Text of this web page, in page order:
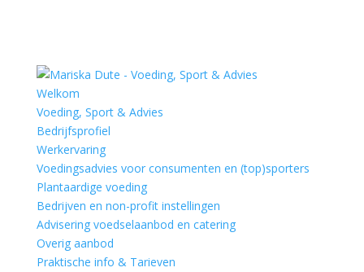
Welkom
Voeding, Sport & Advies
Bedrijfsprofiel
Werkervaring
Voedingsadvies voor consumenten en (top)sporters
Plantaardige voeding
Bedrijven en non-profit instellingen
Advisering voedselaanbod en catering
Overig aanbod
Praktische info & Tarieven